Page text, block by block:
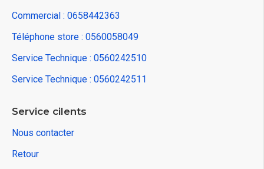
Commercial : 0658442363
Téléphone store : 0560058049
Service Technique : 0560242510
Service Technique : 0560242511
Service cilents
Nous contacter
Retour